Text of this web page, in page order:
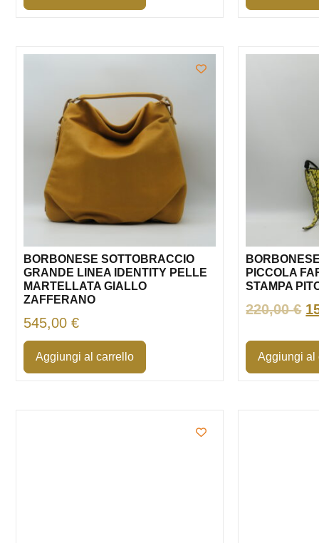
BORBONESE SOTTOBRACCIO
GRANDE LINEA IDENTITY PELLE
MARTELLATA GIALLO
ZAFFERANO
545,00€
Aggiungi al carrello
PICCOLA
STAMPA
220,00€
Aggiungi al